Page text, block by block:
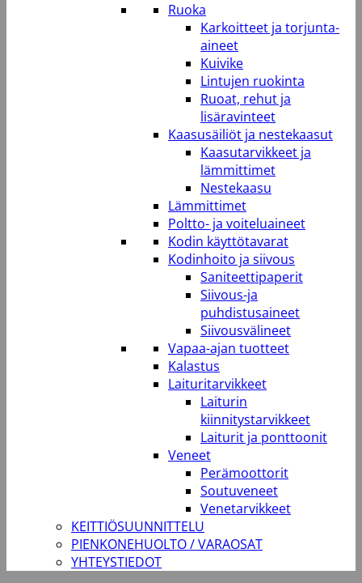
Ruoka
Karkoitteet ja torjunta-
aineet
Kuivike
Lintujen ruokinta
Ruoat, rehut ja
lisäravinteet
Kaasusäiliöt ja nestekaasut
Kaasutarvikkeet ja
lämmittimet
Nestekaasu
Lämmittimet
Poltto- ja voiteluaineet
Kodin käyttötavarat
Kodinhoito ja siivous
Saniteettipaperit
Siivous-ja
puhdistusaineet
Siivousvälineet
Vapaa-ajan tuotteet
Kalastus
Laituritarvikkeet
Laiturin
kiinnitystarvikkeet
Laiturit ja ponttoonit
Veneet
Perämoottorit
Soutuveneet
Venetarvikkeet
KEITTIÖSUUNNITTELU
PIENKONEHUOLTO / VARAOSAT
YHTEYSTIEDOT